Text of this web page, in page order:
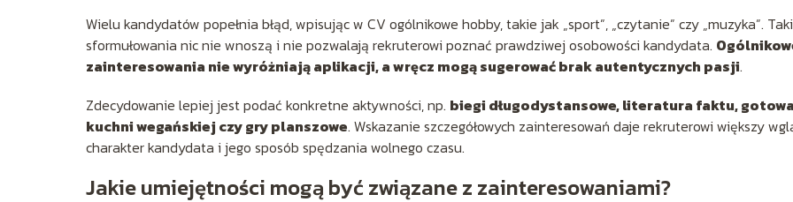
Wielu kandydatów popełnia błąd, wpisując w CV ogólnikowe hobby, takie jak „sport”, „czytanie” czy „muzyka”.
sformułowania nic nie wnoszą i nie pozwalają rekruterowi poznać prawdziwej osobowości kandydata.
zainteresowania nie wyróżniają aplikacji, a wręcz mogą sugerować brak autentycznych pasji.
Zdecydowanie lepiej jest podać konkretne aktywności, np. biegi długodystansowe, literatura faktu,
kuchni wegańskiej czy gry planszowe. Wskazanie szczegółowych zainteresowań daje rekruterowi większy
charakter kandydata i jego sposób spędzania wolnego czasu.
Jakie umiejętności mogą być związane z zainteresowaniami?